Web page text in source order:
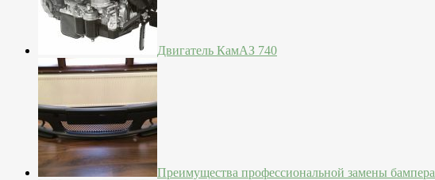
Двигатель КамАЗ 740
Преимущества профессиональной замены бампера